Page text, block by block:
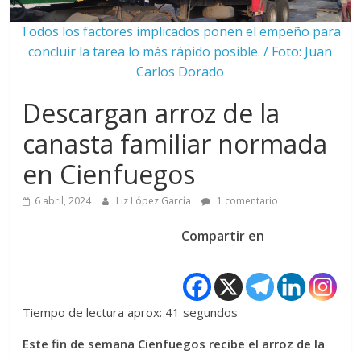
Todos los factores implicados ponen el empeño para
concluir la tarea lo más rápido posible. / Foto: Juan
Carlos Dorado
Descargan arroz de la
canasta familiar normada
en Cienfuegos
6 abril, 2024 Liz López García 1 comentario
Compartir en
Tiempo de lectura aprox: 41 segundos
Este fin de semana Cienfuegos recibe el arroz de la